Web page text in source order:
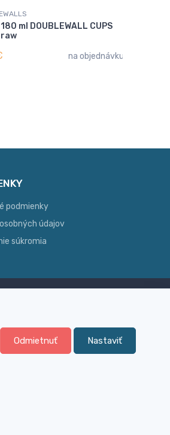
ml DOUBLEWALL CUPS
na objednávku
podmienky
údajov
súkromia
sortiment, z ktorého Vám
pomôžeme vybrať
Odmietnuť Nastaviť